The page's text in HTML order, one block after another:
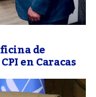
de
en Caracas